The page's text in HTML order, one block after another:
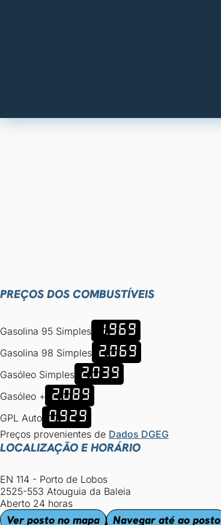
PREÇOS DOS COMBUSTÍVEIS
Gasolina 95 Simples 1.969
Gasolina 98 Simples 2.069
Gasóleo Simples 2.039
Gasóleo + 2.089
GPL Auto 0.929
Preços provenientes de Dados DGEG
LOCALIZAÇÃO E HORÁRIO
EN 114 - Porto de Lobos
2525-553 Atouguia da Baleia
Aberto 24 horas
Ver posto no mapa Navegar até ao posto